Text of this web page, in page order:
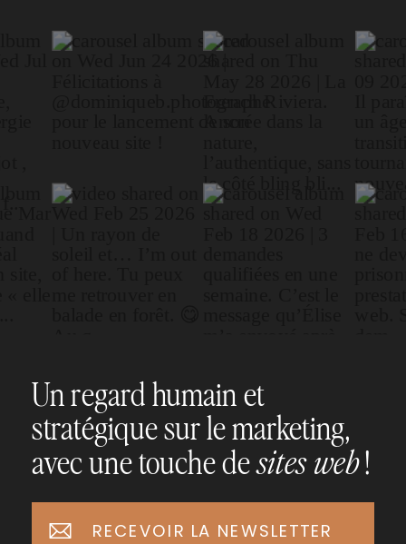
Un regard humain et
stratégique sur le marketing,
avec une touche desites web!
RECEVOIR LA NEWSLETTER